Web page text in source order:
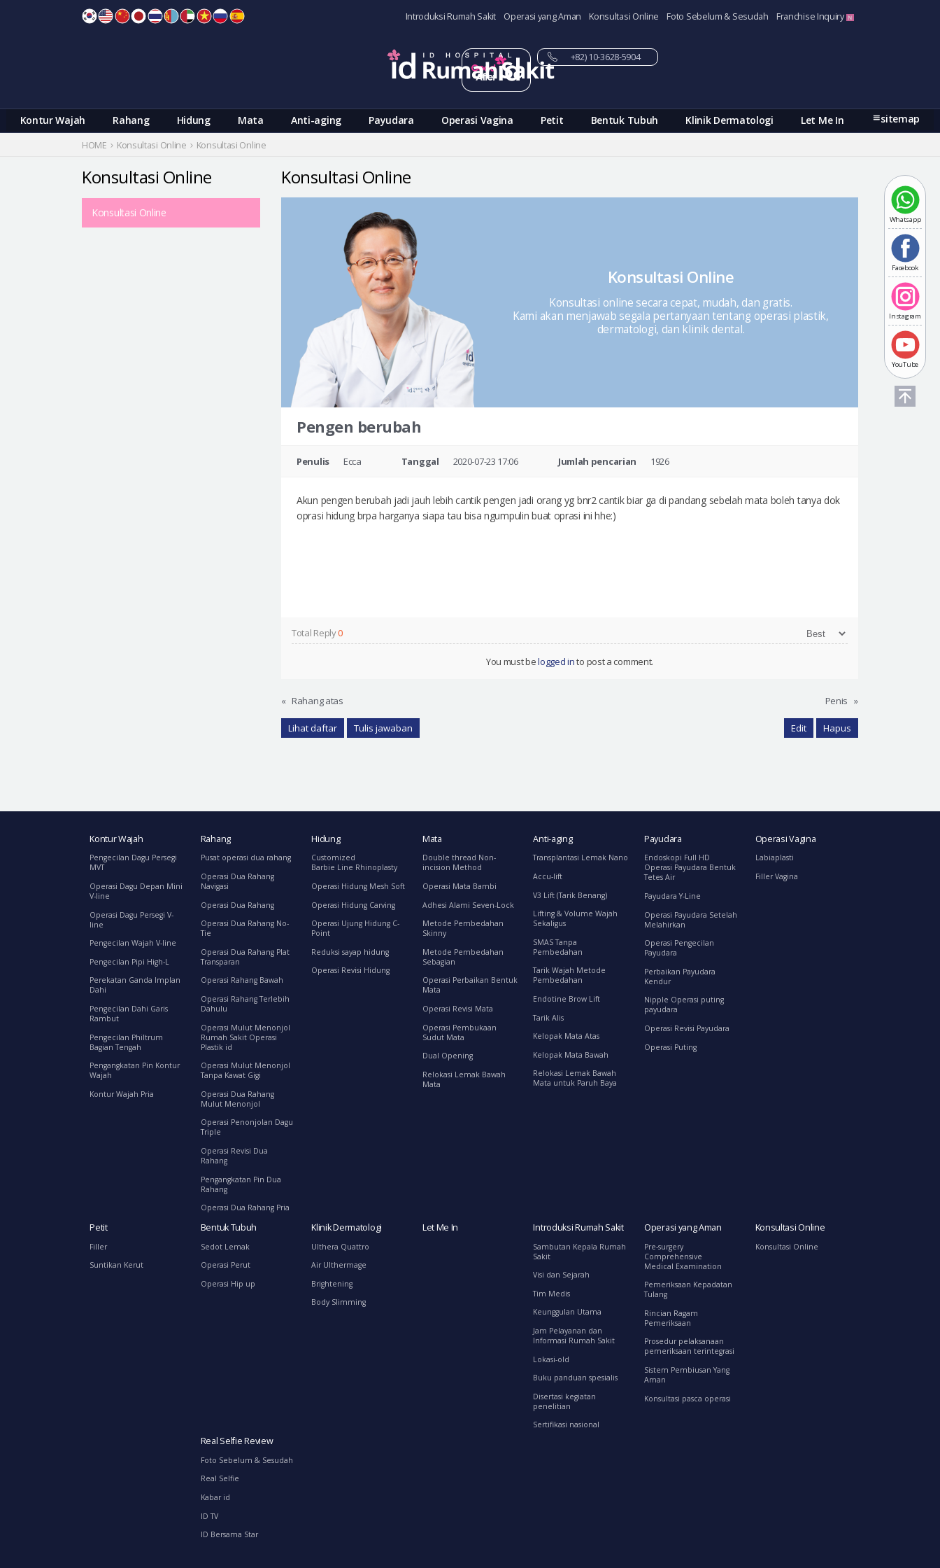
Introduksi Rumah Sakit Operasi yang Aman Konsultasi Online Foto Sebelum & Sesudah Franchise Inquiry
Kontur Wajah Rahang Hidung Mata Anti-aging Payudara Operasi Vagina Petit Bentuk Tubuh Klinik Dermatologi Let Me In sitemap
+82) 10-3628-5904
Whatsapp
Facebook
Instagram
YouTube
HOME Konsultasi Online Konsultasi Online
Konsultasi Online
Konsultasi Online
Konsultasi online secara cepat, mudah, dan gratis.
Kami akan menjawab segala pertanyaan tentang operasi plastik,
dermatologi, dan klinik dental.
Pengen berubah
Penulis Ecca Tanggal 2020-07-23 17:06 Jumlah pencarian 1926
Akun pengen berubah jadi jauh lebih cantik pengen jadi orang yg bnr2 cantik biar ga di pandang sebelah mata boleh tanya dok
oprasi hidung brpa harganya siapa tau bisa ngumpulin buat oprasi ini hhe:)
Total Reply0
You must belogged into post a comment.
« Rahang atas Penis »
Lihat daftar Tulis jawaban Edit Hapus
Konsultasi Online
Konsultasi Online
Kontur Wajah
Pengecilan Dagu Persegi
MVT
Operasi Dagu Depan Mini
V-line
Operasi Dagu Persegi V-
line
Pengecilan Wajah V-line
Pengecilan Pipi High-L
Perekatan Ganda Implan
Dahi
Pengecilan Dahi Garis
Rambut
Pengecilan Philtrum
Bagian Tengah
Pengangkatan Pin Kontur
Wajah
Kontur Wajah Pria
Rahang
Pusat operasi dua rahang
Operasi Dua Rahang
Navigasi
Operasi Dua Rahang
Operasi Dua Rahang No-
Tie
Operasi Dua Rahang Plat
Transparan
Operasi Rahang Bawah
Operasi Rahang Terlebih
Dahulu
Operasi Mulut Menonjol
Rumah Sakit Operasi
Plastik id
Operasi Mulut Menonjol
Tanpa Kawat Gigi
Operasi Dua Rahang
Mulut Menonjol
Operasi Penonjolan Dagu
Triple
Operasi Revisi Dua
Rahang
Pengangkatan Pin Dua
Rahang
Operasi Dua Rahang Pria
Hidung
Customized
Barbie Line Rhinoplasty
Operasi Hidung Mesh Soft
Operasi Hidung Carving
Operasi Ujung Hidung C-
Point
Reduksi sayap hidung
Operasi Revisi Hidung
Mata
Double thread Non-
incision Method
Operasi Mata Bambi
Adhesi Alami Seven-Lock
Metode Pembedahan
Skinny
Metode Pembedahan
Sebagian
Operasi Perbaikan Bentuk
Mata
Operasi Revisi Mata
Operasi Pembukaan
Sudut Mata
Dual Opening
Relokasi Lemak Bawah
Mata
Anti-aging
Transplantasi Lemak Nano
Accu-lift
V3 Lift (Tarik Benang)
Lifting & Volume Wajah
Sekaligus
SMAS Tanpa
Pembedahan
Tarik Wajah Metode
Pembedahan
Endotine Brow Lift
Tarik Alis
Kelopak Mata Atas
Kelopak Mata Bawah
Relokasi Lemak Bawah
Mata untuk Paruh Baya
Payudara
Endoskopi Full HD
Operasi Payudara Bentuk
Tetes Air
Payudara Y-Line
Operasi Payudara Setelah
Melahirkan
Operasi Pengecilan
Payudara
Perbaikan Payudara
Kendur
Nipple Operasi puting
payudara
Operasi Revisi Payudara
Operasi Puting
Operasi Vagina
Labiaplasti
Filler Vagina
Petit
Filler
Suntikan Kerut
Bentuk Tubuh
Sedot Lemak
Operasi Perut
Operasi Hip up
Klinik Dermatologi
Ulthera Quattro
Air Ulthermage
Brightening
Body Slimming
Let Me In Introduksi Rumah Sakit
Sambutan Kepala Rumah
Sakit
Visi dan Sejarah
Tim Medis
Keunggulan Utama
Jam Pelayanan dan
Informasi Rumah Sakit
Lokasi-old
Buku panduan spesialis
Disertasi kegiatan
penelitian
Sertifikasi nasional
Operasi yang Aman
Pre-surgery
Comprehensive
Medical Examination
Pemeriksaan Kepadatan
Tulang
Rincian Ragam
Pemeriksaan
Prosedur pelaksanaan
pemeriksaan terintegrasi
Sistem Pembiusan Yang
Aman
Konsultasi pasca operasi
Konsultasi Online
Konsultasi Online
Real Selfie Review
Foto Sebelum & Sesudah
Real Selfie
Kabar id
ID TV
ID Bersama Star